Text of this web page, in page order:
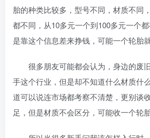
胎的种类比较多，型号不同，材质不同
都不同，从10多元一个到100多元一个
是靠这个信息差来挣钱，可能一个轮胎
很多朋友可能都会认为，身边的废
手这个行业，但是却不知道什么材质什
道可以说连市场都考察不清楚，更别谈
足，但是材质不会区分，可能收一个轮